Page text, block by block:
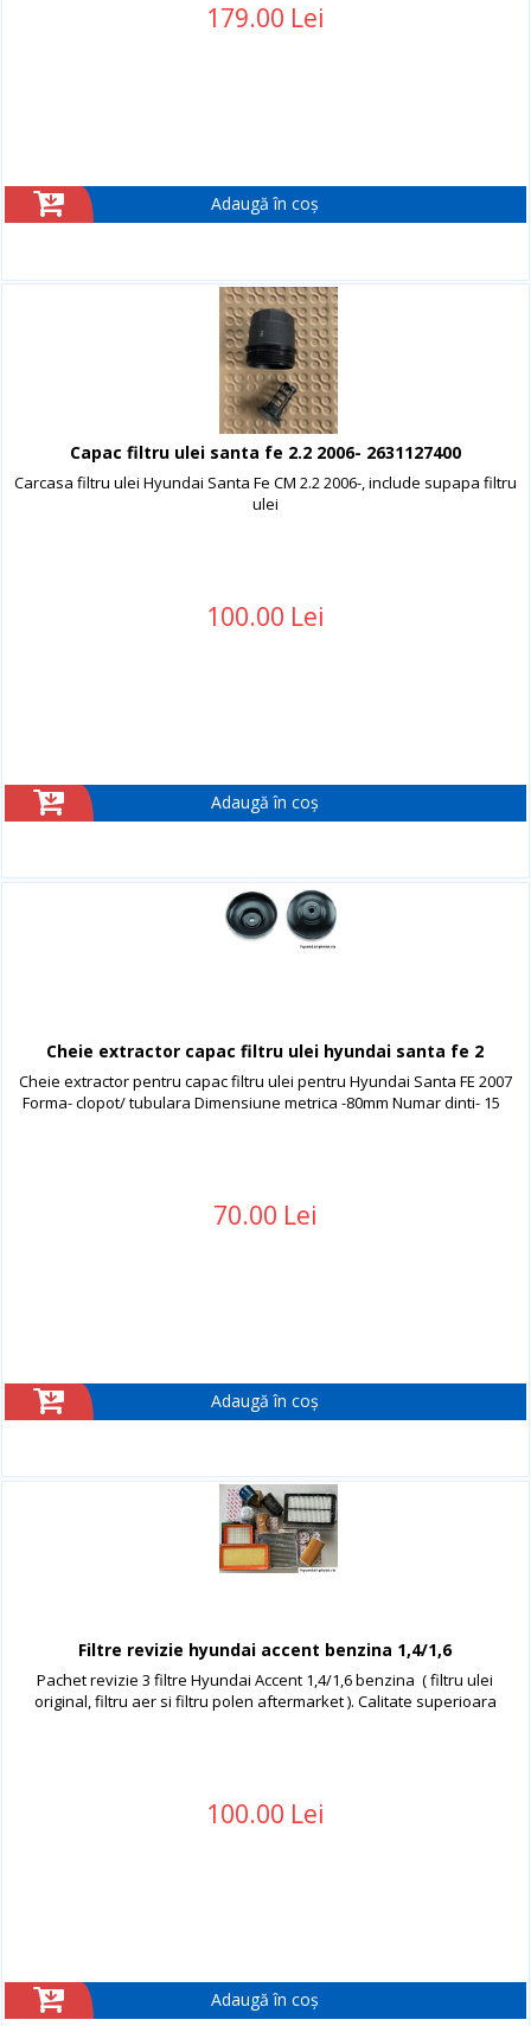
179.00 Lei
Adaugă în coș
Capac filtru ulei santa fe 2.2 2006- 2631127400
Carcasa filtru ulei Hyundai Santa Fe CM 2.2 2006-, include supapa filtru
ulei
100.00 Lei
Adaugă în coș
Cheie extractor capac filtru ulei hyundai santa fe 2
Cheie extractor pentru capac filtru ulei pentru Hyundai Santa FE 2007
Forma- clopot/ tubulara Dimensiune metrica -80mm Numar dinti- 15
70.00 Lei
Adaugă în coș
Filtre revizie hyundai accent benzina 1,4/1,6
Pachet revizie 3 filtre Hyundai Accent 1,4/1,6 benzina ( filtru ulei
original, filtru aer si filtru polen aftermarket ). Calitate superioara
100.00 Lei
Adaugă în coș